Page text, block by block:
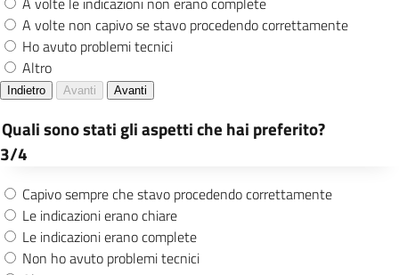
nasce” grazie al quale i neogenitori
possono ottenere l’attribuzione del
Codice Fiscale al neonato direttamente
possibilità di scegliere il pediatra
Incremento dei database di Anagrafe e
Stato Civile attraverso l’inserimento
l’attività di digitalizzazione delle pratiche
anagrafiche e della certificazione di stato
civile
Continuazione dell’analisi e progressiva